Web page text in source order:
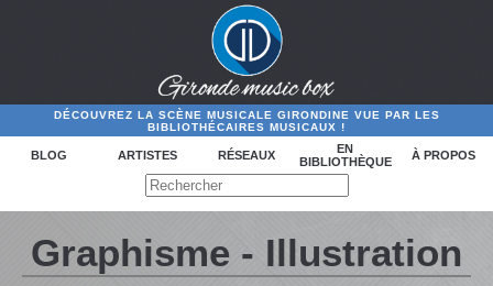
DÉCOUVREZ LA SCÈNE MUSICALE GIRONDINE VUE PAR LES
BIBLIOTHÉCAIRES MUSICAUX !
BLOG ARTISTES RÉSEAUX
EN
BIBLIOTHÈQUE
À PROPOS
Graphisme - Illustration